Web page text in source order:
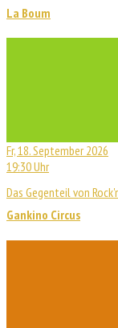
La Boum
Fr, 18. September 2026
19:30 Uhr
Das Gegenteil von
Gankino Circus